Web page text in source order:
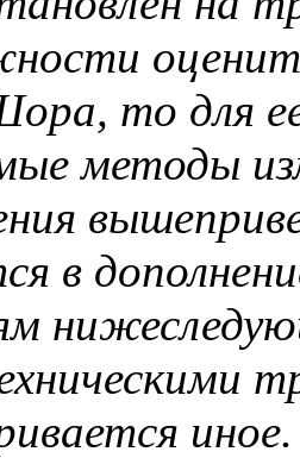
то для
методы
в
иное.